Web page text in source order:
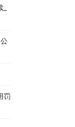
罚